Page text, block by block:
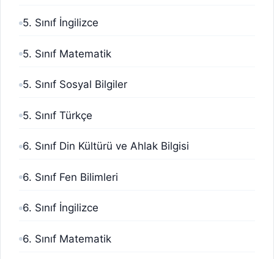
5. Sınıf İngilizce
5. Sınıf Matematik
5. Sınıf Sosyal Bilgiler
5. Sınıf Türkçe
6. Sınıf Din Kültürü ve Ahlak Bilgisi
6. Sınıf Fen Bilimleri
6. Sınıf İngilizce
6. Sınıf Matematik